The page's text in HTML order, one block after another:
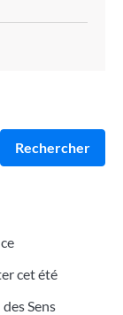
Rechercher
cet été
Sens